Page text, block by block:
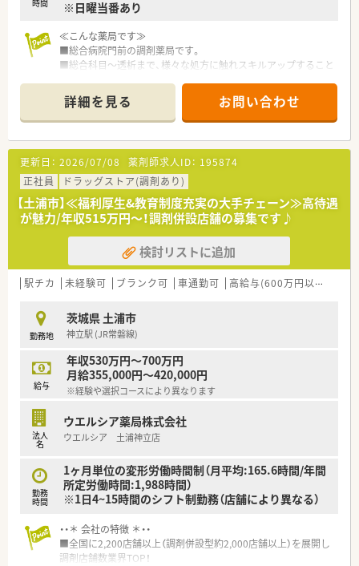
時間
※日曜当番あり
≪こんな薬局です≫
■総合病院門前の調剤薬局です。
■総合科目～透析まで、様々な処方に触れスキルアップすること
■処方箋枚数は70～90枚/日程、常時2～3名体制で対応しており
ます。
全国に展開している大手調剤チェーン店の為
お休み取得や体調不良時の応援カバーも充実！
※配属先は面接後に最終提示となります。
≪企業の特徴≫
■大学病院や総合病院の門前薬局を中心に、全都道府県に約600
店舗以上の調剤薬局を展開しています。
■安心して長く働ける福利厚生制度が整っています。
年間休日は125日！働きやすさを追求した職場環境と、ライフ
ステージに合わせた福利厚生を充実させています。
ひとり暮らしの方や子育てをしながら働く方など、様々なサポ
ートがございます。
同社がより力を入れているのが、高度薬学管理、在宅医療、健
康サポートに対する取り組みです。
各分野に合わせた設備整備や研修制度の導入などを進め、薬剤
師が成長できる環境を整えています。
また、学び、得た知識・経験を資格（外部認定・専門薬剤師資格）
取得に繋げた際にしっかりと評価！
手当（月50,000円の支給）に反映をしていただけます♪
≪多彩なキャリアスタイルがあります！≫
多角的に事業を展開する同社では、薬剤師としての働き方は決し
調剤薬局で、在宅医療で、病院薬剤師として、管理部門として、教
育担当としてなどなど…活動領域は広がり続けています。
様々なキャリアのフィールドがあり、そこに向かうための研修制
≪数字でみる同企業≫
■大学病院・総合病院を中心とした門前薬局への出店割合 約
詳細を見る お問い合わせ
更新日： 2026/07/08 薬剤師求人ID： 195874
正社員
ドラッグストア(調剤あり)
【土浦市】≪福利厚生&教育制度充実の大手チェーン≫高待遇
が魅力/年収515万円～！調剤併設店舗の募集です♪
検討リストに追加
駅チカ 未経験可 ブランク可 車通勤可 高給与(600万円以上)
勤務地
茨城県 土浦市
神立駅 (JR常磐線)
給与
年収530万円～700万円
月給355,000円～420,000円
※経験や選択コースにより異なります
法人
名
ウエルシア薬局株式会社
ウエルシア 土浦神立店
勤務
時間
1ヶ月単位の変形労働時間制（月平均:165.6時間/年間
所定労働時間:1,988時間）
※1日4~15時間のシフト制勤務（店舗により異なる）
・・＊ 会社の特徴 ＊・・
■全国に2,200店舗以上（調剤併設型約2,000店舗以上）を展開し
調剤店舗数業界TOP！